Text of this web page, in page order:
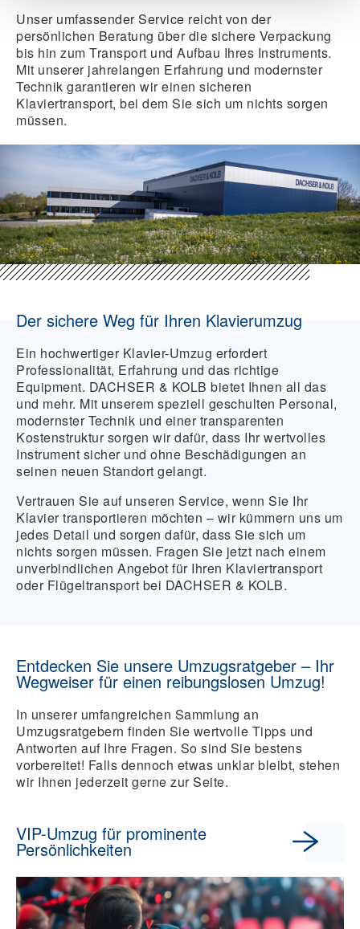
Unser umfassender Service reicht von der
persönlichen Beratung über die sichere Verpackung
bis hin zum Transport und Aufbau Ihres Instruments.
Mit unserer jahrelangen Erfahrung und modernster
Technik garantieren wir einen sicheren
Klaviertransport, bei dem Sie sich um nichts sorgen
müssen.
Der sichere Weg für Ihren Klavierumzug
Ein hochwertiger Klavier-Umzug erfordert
Professionalität, Erfahrung und das richtige
Equipment. DACHSER & KOLB bietet Ihnen all das
und mehr. Mit unserem speziell geschulten Personal,
modernster Technik und einer transparenten
Kostenstruktur sorgen wir dafür, dass Ihr wertvolles
Instrument sicher und ohne Beschädigungen an
seinen neuen Standort gelangt.
Vertrauen Sie auf unseren Service, wenn Sie Ihr
Klavier transportieren möchten – wir kümmern uns um
jedes Detail und sorgen dafür, dass Sie sich um
nichts sorgen müssen. Fragen Sie jetzt nach einem
unverbindlichen Angebot für Ihren Klaviertransport
oder Flügeltransport bei DACHSER & KOLB.
Entdecken Sie unsere Umzugsratgeber – Ihr
Wegweiser für einen reibungslosen Umzug!
In unserer umfangreichen Sammlung an
Umzugsratgebern finden Sie wertvolle Tipps und
Antworten auf Ihre Fragen. So sind Sie bestens
vorbereitet! Falls dennoch etwas unklar bleibt, stehen
wir Ihnen jederzeit gerne zur Seite.
VIP-Umzug für prominente
Persönlichkeiten